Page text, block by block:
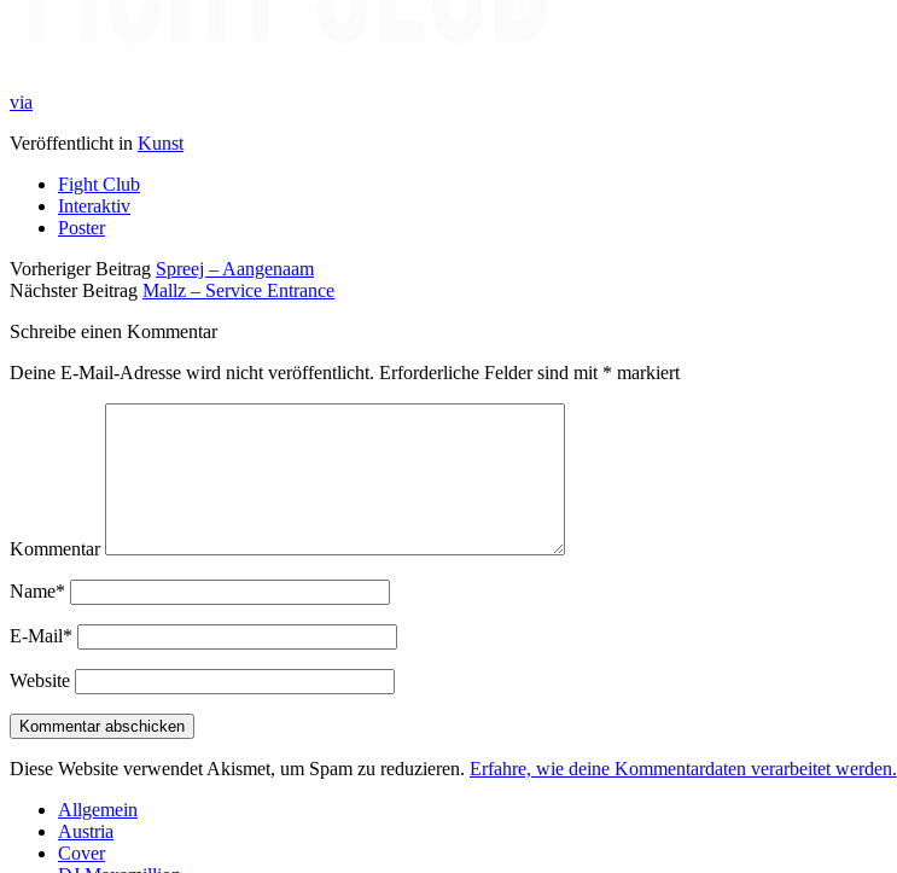
via
Veröffentlicht in Kunst
Fight Club
Interaktiv
Poster
Vorheriger Beitrag Spreej – Aangenaam
Nächster Beitrag Mallz – Service Entrance
Schreibe einen Kommentar
Deine E-Mail-Adresse wird nicht veröffentlicht. Erforderliche Felder sind mit * markiert
Kommentar
Name*
E-Mail*
Website
Diese Website verwendet Akismet, um Spam zu reduzieren. Erfahre, wie deine Kommentardaten verarbeitet werden.
Sidebar
Allgemein
Austria
Cover